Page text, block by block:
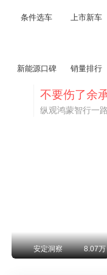
条件选车 上市新车
新能源口碑 销量排行
安定洞察 8.07万